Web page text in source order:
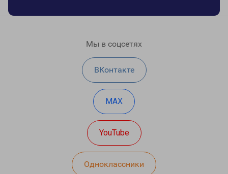
Мы в соцсетях
ВКонтакте
MAX
YouTube
Одноклассники